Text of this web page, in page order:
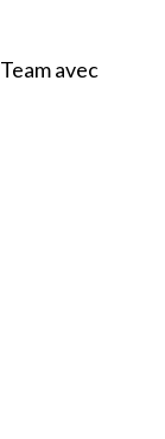
avec